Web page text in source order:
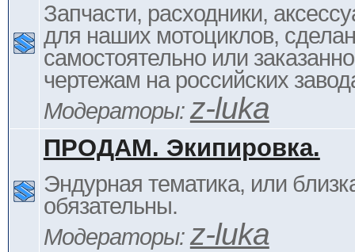
Запчасти, расходники,
для наших мотоциклов,
самостоятельно или
чертежам на российских
Модераторы: z-luka
ПРОДАМ. Экипировка.
Эндурная тематика, или
обязательны.
Модераторы: z-luka